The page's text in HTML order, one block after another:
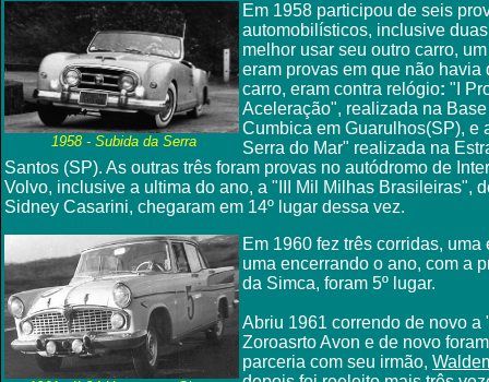
1958 - Subida da Serra
Em 1958 participou de seis
automobilísticos, inclusive
melhor usar seu outro carro,
eram provas em que não havia
carro, eram contra relógio: "I
Aceleração", realizada na
Cumbica em Guarulhos(SP), e
Serra do Mar" realizada na
Santos (SP). As outras três foram provas no autódromo de
Volvo, inclusive a ultima do ano, a "III Mil Milhas Brasileiras",
Sidney Casarini, chegaram em 14º lugar dessa vez.
Em 1960 fez três corridas,
uma encerrando o ano, com a
da Simca, foram 5º lugar.
Abriu 1961 correndo de novo
Zoroasrto Avon e de novo
parceria com seu irmão,